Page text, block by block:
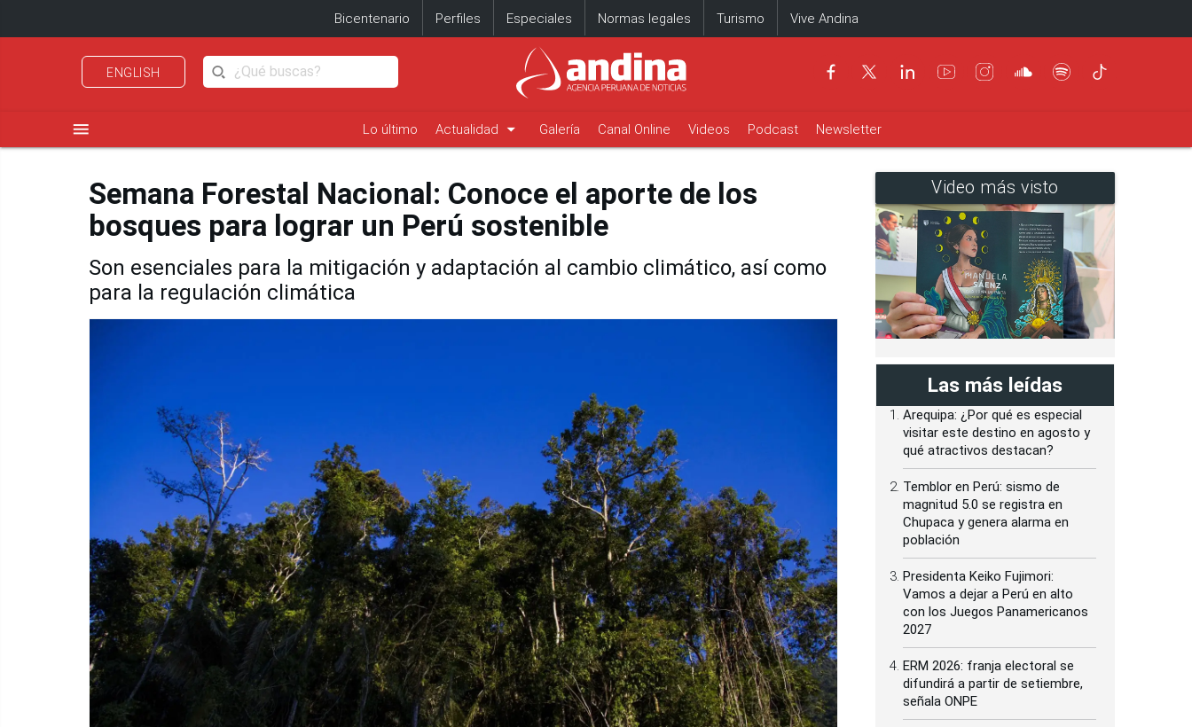
Bicentenario Perfiles Especiales Normas legales Turismo Vive Andina
ENGLISH
menu Lo último Actualidad arrow_drop_down Galería Canal Online Videos Podcast Newsletter
Semana Forestal Nacional: Conoce el aporte de los
bosques para lograr un Perú sostenible
Son esenciales para la mitigación y adaptación al cambio climático, así como
para la regulación climática
Video más visto
Las más leídas
Arequipa: ¿Por qué es especial
visitar este destino en agosto y
qué atractivos destacan?
Temblor en Perú: sismo de
magnitud 5.0 se registra en
Chupaca y genera alarma en
población
Presidenta Keiko Fujimori:
Vamos a dejar a Perú en alto
con los Juegos Panamericanos
2027
ERM 2026: franja electoral se
difundirá a partir de setiembre,
señala ONPE